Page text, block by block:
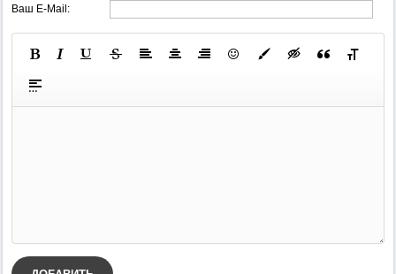
Ваш E-Mail: